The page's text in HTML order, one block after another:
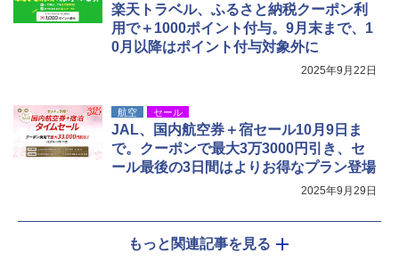
楽天トラベル、ふるさと納税クーポン利
用で＋1000ポイント付与。9月末まで、1
0月以降はポイント付与対象外に
2025年9月22日
航空 セール
JAL、国内航空券＋宿セール10月9日ま
で。クーポンで最大3万3000円引き、セ
ール最後の3日間はよりお得なプラン登場
2025年9月29日
もっと関連記事を見る